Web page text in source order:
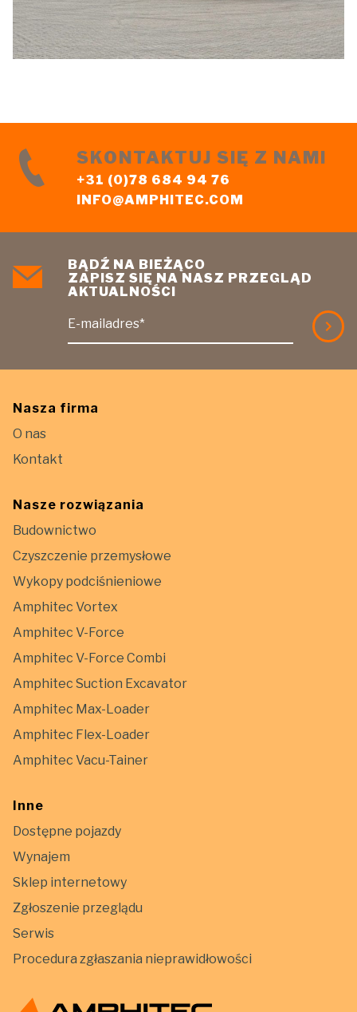
SKONTAKTUJ SIĘ Z NAMI
+31 (0)78 684 94 76
INFO@AMPHITEC.COM
BĄDŹ NA BIEŻĄCO
ZAPISZ SIĘ NA NASZ PRZEGLĄD
AKTUALNOŚCI
E-mailadres*
Nasza firma
O nas
Kontakt
Nasze rozwiązania
Budownictwo
Czyszczenie przemysłowe
Wykopy podciśnieniowe
Amphitec Vortex
Amphitec V-Force
Amphitec V-Force Combi
Amphitec Suction Excavator
Amphitec Max-Loader
Amphitec Flex-Loader
Amphitec Vacu-Tainer
Inne
Dostępne pojazdy
Wynajem
Sklep internetowy
Zgłoszenie przeglądu
Serwis
Procedura zgłaszania nieprawidłowości